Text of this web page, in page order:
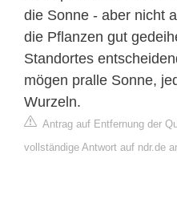
die Sonne - aber nicht
die Pflanzen gut
Standortes
mögen pralle Sonne,
Wurzeln.
Antrag auf Entfernung der
vollständige Antwort auf ndr.de